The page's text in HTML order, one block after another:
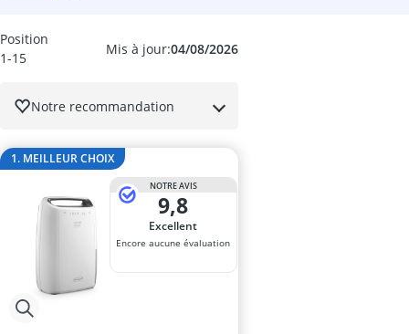
Mis à jour:04/08/2026
Position
1-15
Notre recommandation
1. MEILLEUR CHOIX
NOTRE AVIS
9,8
Excellent
Encore aucune évaluation